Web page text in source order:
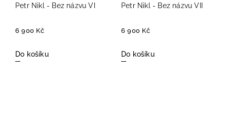
Petr Nikl - Bez názvu VI
6 900 Kč
Do košíku
Petr Nikl - Bez názvu VII
6 900 Kč
Do košíku